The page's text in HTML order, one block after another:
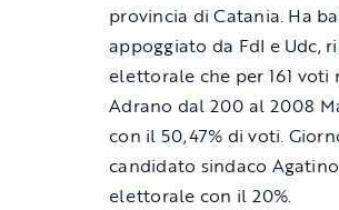
provincia di Catania. Ha
appoggiato da FdI e
elettorale che per 161 voti
Adrano dal 200 al 2008
con il 50,47% di voti.
candidato sindaco
elettorale con il 20%.